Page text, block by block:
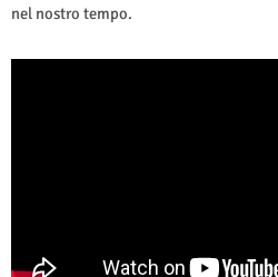
nel nostro tempo.